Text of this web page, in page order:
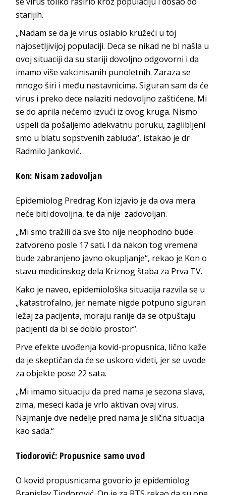
starijih.
„Nadam se da je virus oslabio kružeći u toj
najosetljivijoj populaciji. Deca se nikad ne bi našla u
ovoj situaciji da su stariji dovoljno odgovorni i da
imamo više vakcinisanih punoletnih. Zaraza se
mnogo širi i među nastavnicima. Siguran sam da će
virus i preko dece nalaziti nedovoljno zaštićene. Mi
se do aprila nećemo izvući iz ovog kruga. Nismo
uspeli da pošaljemo adekvatnu poruku, zaglibljeni
smo u blatu sopstvenih zabluda“, istakao je dr
Radmilo Janković.
Kon: Nisam zadovoljan
Epidemiolog Predrag Kon izjavio je da ova mera
neće biti dovoljna, te da nije zadovoljan.
„Mi smo tražili da sve što nije neophodno bude
zatvoreno posle 17 sati. I da nakon tog vremena
bude zabranjeno javno okupljanje“, rekao je Kon o
stavu medicinskog dela Kriznog štaba za Prva TV.
Kako je naveo, epidemiološka situacija razvila se u
„katastrofalno, jer nemate nigde potpuno siguran
ležaj za pacijenta, moraju ranije da se otpuštaju
pacijenti da bi se dobio prostor“.
Prve efekte uvođenja kovid-propusnica, lično kaže
da je skeptičan da će se uskoro videti, jer se uvode
za objekte pose 22 sata.
„Mi imamo situaciju da pred nama je sezona slava,
zima, meseci kada je vrlo aktivan ovaj virus.
Najmanje dve nedelje pred nama je slična situacija
kao sada.“
Tiodorović: Propusnice samo uvod
O kovid propusnicama govorio je epidemiolog